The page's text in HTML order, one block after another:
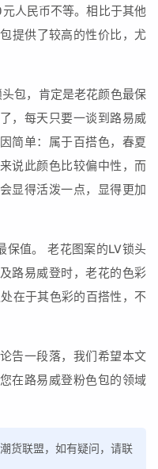
人民币不等。相比于其他
提供了较高的性价比，尤
包，肯定是老花颜色最保
，每天只要一谈到路易威
简单：属于百搭色，春夏
说此颜色比较偏中性，而
显得活泼一点，显得更加
保值。 老花图案的LV锁头
路易威登时，老花的色彩
在于其色彩的百搭性，不
告一段落，我们希望本文
在路易威登粉色包的领域
货联盟，如有疑问，请联